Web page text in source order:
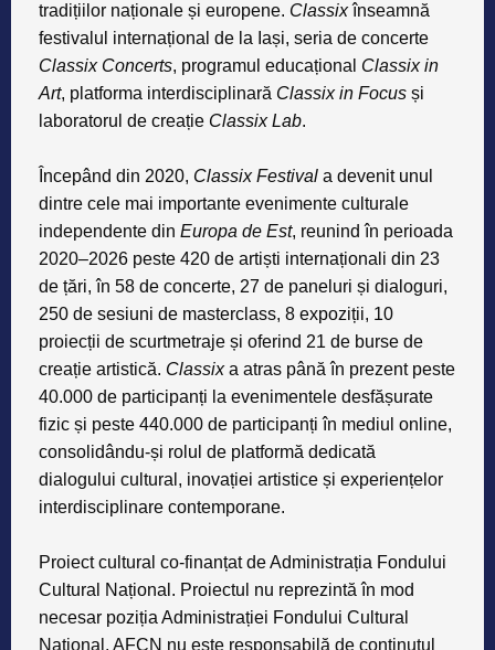
tradițiilor naționale și europene. Classixînseamnă
festivalul internațional de la Iași, seria de concerte
Classix Concerts, programul educațional Classix in
Art, platforma interdisciplinară Classix in Focus și
laboratorul de creație Classix Lab.
Începând din 2020, Classix Festival a devenit unul
dintre cele mai importante evenimente culturale
independente din Europa de Est, reunind în perioada
2020–2026 peste 420 de artiști internaționali din 23
de țări, în 58 de concerte, 27 de paneluri și dialoguri,
250 de sesiuni de masterclass, 8 expoziții, 10
proiecții de scurtmetraje și oferind 21 de burse de
creație artistică. Classixa atras până în prezent peste
40.000 de participanți la evenimentele desfășurate
fizic și peste 440.000 de participanți în mediul online,
consolidându-și rolul de platformă dedicată
dialogului cultural, inovației artistice și experiențelor
interdisciplinare contemporane.
Proiect cultural co-finanțat de Administrația Fondului
Cultural Național. Proiectul nu reprezintă în mod
necesar poziția Administrației Fondului Cultural
Național. AFCN nu este responsabilă de conținutul